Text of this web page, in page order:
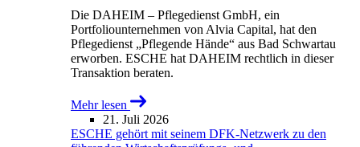
Die DAHEIM – Pflegedienst GmbH, ein
Portfoliounternehmen von Alvia Capital, hat den
Pflegedienst „Pflegende Hände“ aus Bad Schwartau
erworben. ESCHE hat DAHEIM rechtlich in dieser
Transaktion beraten.
Mehr lesen
21. Juli 2026
ESCHE gehört mit seinem DFK-Netzwerk zu den